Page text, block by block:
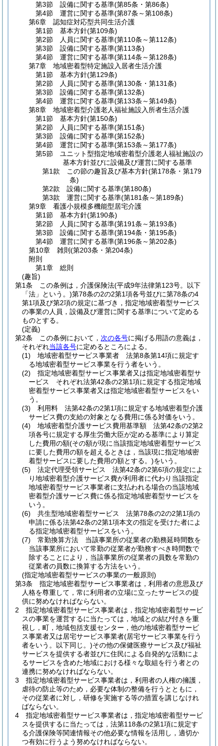
第3節
設備に関する基準(第85条・第86条)
第4節
運営に関する基準(第87条～第108条)
第6章
認知症対応型共同生活介護
第1節
基本方針(第109条)
第2節
人員に関する基準(第110条～第112条)
第3節
設備に関する基準(第113条)
第4節
運営に関する基準(第114条～第128条)
第7章
地域密着型特定施設入居者生活介護
第1節
基本方針(第129条)
第2節
人員に関する基準(第130条・第131条)
第3節
設備に関する基準(第132条)
第4節
運営に関する基準(第133条～第149条)
第8章
地域密着型介護老人福祉施設入所者生活介護
第1節
基本方針(第150条)
第2節
人員に関する基準(第151条)
第3節
設備に関する基準(第152条)
第4節
運営に関する基準(第153条～第177条)
第5節
ユニット型指定地域密着型介護老人福祉施設の
基本方針並びに設備及び運営に関する基準
第1款
この節の趣旨及び基本方針(第178条・第179
条)
第2款
設備に関する基準(第180条)
第3款
運営に関する基準(第181条～第189条)
第9章
看護小規模多機能型居宅介護
第1節
基本方針(第190条)
第2節
人員に関する基準(第191条～第193条)
第3節
設備に関する基準(第194条・第195条)
第4節
運営に関する基準(第196条～第202条)
第10章
雑則 (第203条・第204条)
附則
第1章
総則
(趣旨)
第1条
この条例は，介護保険法(平成9年法律第123号。以下
「法」という。)第78条の2の2第1項各号並びに第78条の4
第1項及び第2項の規定に基づき，指定地域密着型サービス
の事業の人員，設備及び運営に関する基準について定める
ものとする。
(定義)
第2条
この条例において， 次の各号に掲げる用語の意義は，
それぞれ当該各号に定めるところによる。
(1)
地域密着型サービス事業者 法第8条第14項に規定す
る地域密着型サービス事業を行う者をいう。
(2)
指定地域密着型サービス事業者又は指定地域密着型サ
ービス それぞれ法第42条の2第1項に規定する指定地域
密着型サービス事業者又は指定地域密着型サービスをい
う。
(3)
利用料 法第42条の2第1項に規定する地域密着型介護
サービス費の支給の対象となる費用に係る対価をいう。
(4)
地域密着型介護サービス費用基準額 法第42条の2第2
項各号に規定する厚生労働大臣が定める基準により算定
した費用の額(その額が現に当該指定地域密着型サービス
に要した費用の額を超えるときは，当該現に指定地域密
着型サービスに要した費用の額とする。)をいう。
(5)
法定代理受領サービス 法第42条の2第6項の規定によ
り地域密着型介護サービス費が利用者に代わり当該指定
地域密着型サービス事業者に支払われる場合の当該地域
密着型介護サービス費に係る指定地域密着型サービスを
いう。
(6)
共生型地域密着型サービス 法第78条の2の2第1項の
申請に係る法第42条の2第1項本文の指定を受けた者によ
る指定地域密着型サービスをいう。
(7)
常勤換算方法 当該事業所の従業者の勤務延時間数を
当該事業所において常勤の従業者が勤務すべき時間数で
除することにより，当該事業所の従業者の員数を常勤の
従業者の員数に換算する方法をいう。
(指定地域密着型サービスの事業の一般原則)
第3条
指定地域密着型サービス事業者は，利用者の意思及び
人格を尊重して，常に利用者の立場に立ったサービスの提
供に努めなければならない。
2
指定地域密着型サービス事業者は，指定地域密着型サービ
スの事業を運営するに当たっては，地域との結び付きを重
視し，町，地域包括支援センター，他の地域密着型サービ
ス事業者又は居宅サービス事業者(居宅サービス事業を行う
者をいう。以下同じ。)その他の保健医療サービス及び福祉
サービスを提供する者並びに住民による自発的な活動によ
るサービスを含めた地域における様々な取組を行う者との
連携に努めなければならない。
3
指定地域密着型サービス事業者は，利用者の人権の擁護，
虐待の防止等のため，必要な体制の整備を行うとともに，
その従業者に対し，研修を実施する等の措置を講じなけれ
ばならない。
4
指定地域密着型サービス事業者は，指定地域密着型サービ
スを提供するに当たっては，法第118条の2第1項に規定す
る介護保険等関連情報その他必要な情報を活用し，適切か
つ有効に行うよう努めなければならない。